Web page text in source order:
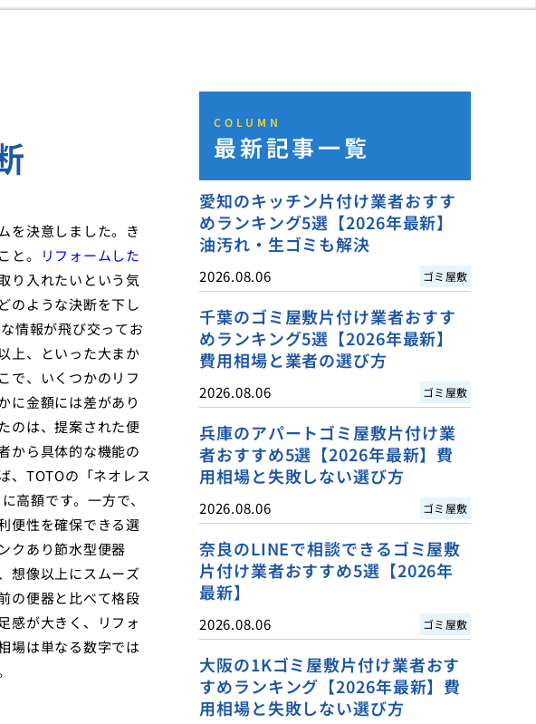
を決意しました。き
と。
リフォームした
り入れたいという気
のような決断を下し
情報が飛び交ってお
上、といった大まか
で、いくつかのリフ
に金額には差があり
のは、提案された便
から具体的な機能の
、TOTOの「ネオレス
高額です。一方で、
便性を確保できる選
クあり節水型便器
想像以上にスムーズ
の便器と比べて格段
感が大きく、リフォ
場は単なる数字では
COLUMN
最新記事一覧
愛知のキッチン片付け業者おすす
めランキング5選【2026年最新】
油汚れ・生ゴミも解決
2026.08.06 ゴミ屋敷
千葉のゴミ屋敷片付け業者おすす
めランキング5選【2026年最新】
費用相場と業者の選び方
2026.08.06 ゴミ屋敷
兵庫のアパートゴミ屋敷片付け業
者おすすめ5選【2026年最新】費
用相場と失敗しない選び方
2026.08.06 ゴミ屋敷
奈良のLINEで相談できるゴミ屋敷
片付け業者おすすめ5選【2026年
最新】
2026.08.06 ゴミ屋敷
大阪の1Kゴミ屋敷片付け業者おす
すめランキング【2026年最新】費
用相場と失敗しない選び方